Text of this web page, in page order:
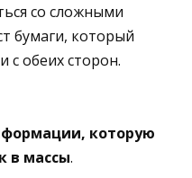
со сложными
бумаги, который
с обеих сторон.
которую
в массы.